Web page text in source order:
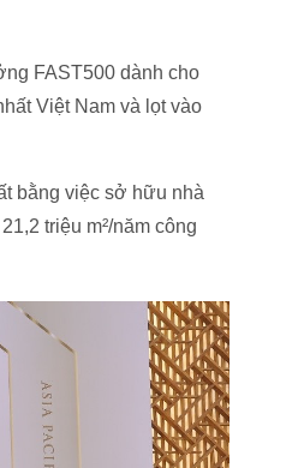
FAST500 dành cho
Việt Nam và lọt vào
bằng việc sở hữu nhà
triệu m²/năm công